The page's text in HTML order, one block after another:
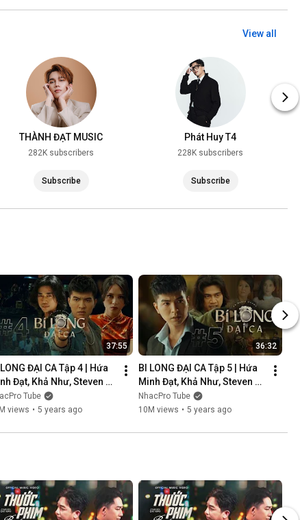
View all
THÀNH ĐẠT MUSIC
282K subscribers
Subscribe
Phát Huy T4
228K subscribers
Subscribe
37:55
ĐẠI CA Tập 4 | Hứa
Đạt, Khả Như, Steven
Lợi Trần |
Yang Hồ 2021
Tube
views • 5 years ago
36:32
BI LONG ĐẠI CA Tập 5 | Hứa
Minh Đạt, Khả Như, Steven
Nguyễn, Lợi Trần |
Webdrama Yang Hồ 2021
NhacPro Tube
10M views • 5 years ago